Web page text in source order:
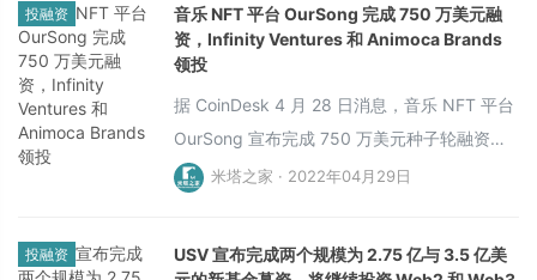
投融资
音乐 NFT 平台 OurSong 完成 750 万美元融
资，Infinity Ventures 和 Animoca Brands
领投
据 CoinDesk 4 月 28 日消息，音乐 NFT 平台
OurSong 宣布完成 750 万美元种子轮融资，
本轮融资由 Infinity Ventures 和 Animoca
相关常识培训和宣传。
米塔之家 · 2022年04月29日
投融资
USV 宣布完成两个规模为 2.75 亿与 3.5 亿美